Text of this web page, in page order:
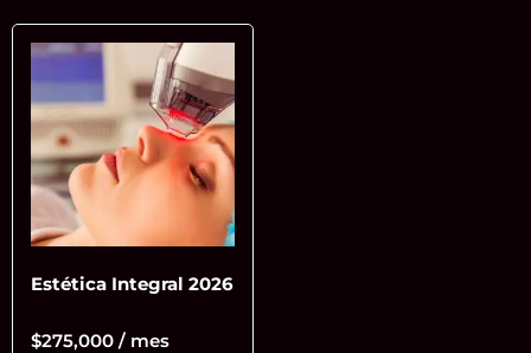
Estética Integral 2026
$275,000 / mes